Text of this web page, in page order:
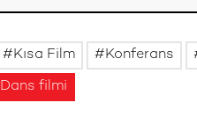
Kısa Film Konferans
Dans filmi